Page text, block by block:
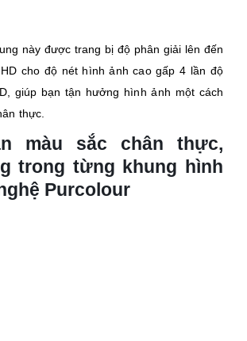
này được trang bị độ phân giải lên đến
cho độ nét hình ảnh cao gấp 4 lần độ
giúp bạn tận hưởng hình ảnh một cách
thực.
màu sắc chân thực,
trong từng khung hình
Purcolour